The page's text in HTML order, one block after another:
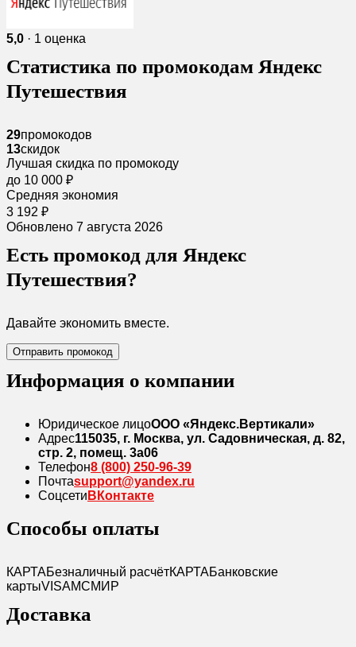
5,0 · 1 оценка
Статистика по промокодам Яндекс
Путешествия
29промокодов
13скидок
Лучшая скидка по промокоду
до 10 000 ₽
Средняя экономия
3 192 ₽
Обновлено 7 августа 2026
Есть промокод для Яндекс
Путешествия?
Давайте экономить вместе.
Отправить промокод
Информация о компании
Юридическое лицоООО «Яндекс.Вертикали»
Адрес115035, г. Москва, ул. Садовническая, д. 82,
стр. 2, помещ. 3а06
Телефон8 (800) 250-96-39
Почтаsupport@yandex.ru
Соцсети ВКонтакте
Способы оплаты
КАРТАБезналичный расчётКАРТАБанковские
картыVISAMCМИР
Доставка